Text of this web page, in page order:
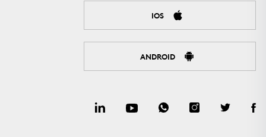
IOS
ANDROID